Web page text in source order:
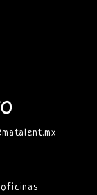
oficinas